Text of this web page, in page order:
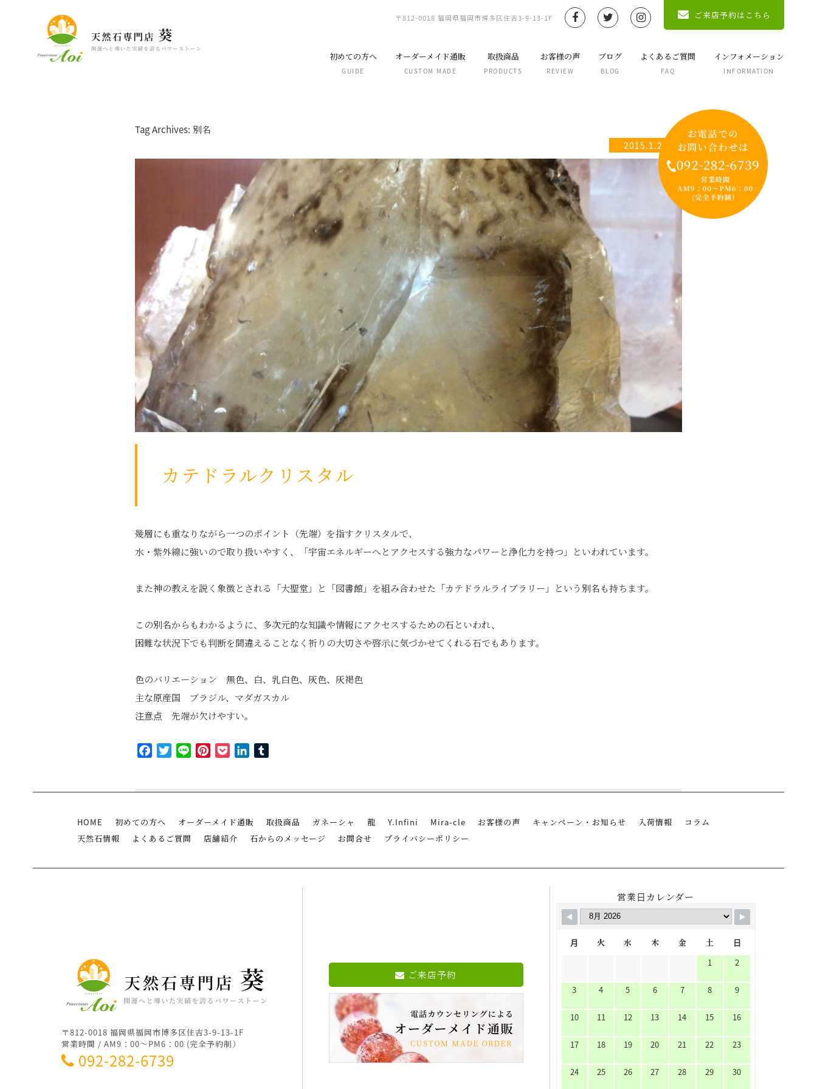
〒812-0018 福岡県福岡市博多区住吉3-9-13-1F ご来店予約はこちら
初めての方へ
GUIDE
オーダーメイド通販
CUSTOM MADE
取扱商品
PRODUCTS
お客様の声
REVIEW
ブログ
BLOG
よくあるご質問
FAQ
インフォメーション
INFORMATION
Tag Archives: 別名
2015.1.28
カテドラルクリスタル
幾層にも重なりながら一つのポイント（先端）を指すクリスタルで、
水・紫外線に強いので取り扱いやすく、「宇宙エネルギーへとアクセスする強力なパワーと浄化力を持つ」といわれています。
また神の教えを説く象徴とされる「大聖堂」と「図書館」を組み合わせた「カテドラルライブラリー」という別名も持ちます。
この別名からもわかるように、多次元的な知識や情報にアクセスするための石といわれ、
困難な状況下でも判断を間違えることなく祈りの大切さや啓示に気づかせてくれる石でもあります。
色のバリエーション 無色、白、乳白色、灰色、灰褐色
主な原産国 ブラジル、マダガスカル
注意点 先端が欠けやすい。
FacebookTwitterLine PinterestPocketLinkedIn
HOME 初めての方へ オーダーメイド通販 取扱商品 ガネーシャ 龍 Y.Infini Mira-cle お客様の声 キャンペーン・お知らせ 入荷情報
コラム
天然石情報
よくあるご質問 店舗紹介 石からのメッセージ お問合せ プライバシーポリシー
〒812-0018 福岡県福岡市博多区住吉3-9-13-1F
営業時間 / AM9：00～PM6：00 (完全予約制）
092-282-6739
ご来店予約
営業日カレンダー
月 火 水 木 金 土
日
1
2
3 4 5 6 7 8 9
10 11 12 13 14 15 16
17 18 19 20 21 22 23
24 25 26 27 28 29 30